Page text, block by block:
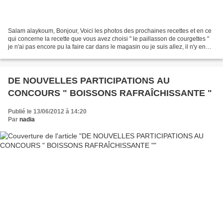
Salam alaykoum, Bonjour, Voici les photos des prochaines recettes et en ce
qui concerne la recette que vous avez choisi " le paillasson de courgettes "
je n'ai pas encore pu la faire car dans le magasin ou je suis allez, il n'y en
DE NOUVELLES PARTICIPATIONS AU
CONCOURS " BOISSONS RAFRAÎCHISSANTE "
Publié le 13/06/2012 à 14:20
Par nadia